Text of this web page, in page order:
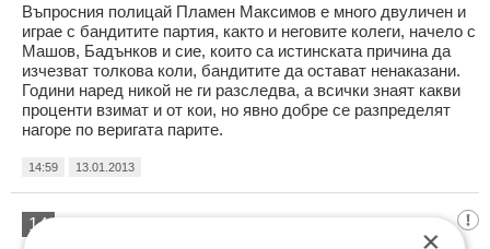
Въпросния полицай Пламен Максимов е много двуличен и
играе с бандитите партия, както и неговите колеги, начело с
Машов, Бадънков и сие, които са истинската причина да
изчезват толкова коли, бандитите да остават ненаказани.
Години наред никой не ги разследва, а всички знаят какви
проценти взимат и от кои, но явно добре се разпределят
нагоре по веригата парите.
14:59 13.01.2013
14 uaa
×